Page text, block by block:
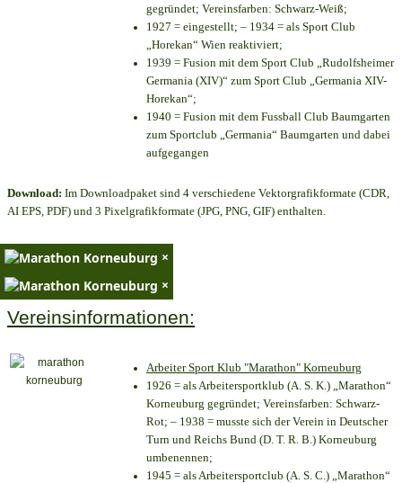
gegründet; Vereinsfarben: Schwarz-Weiß;
1927 = eingestellt; – 1934 = als Sport Club
„Horekan“ Wien reaktiviert;
1939 = Fusion mit dem Sport Club „Rudolfsheimer
Germania (XIV)“ zum Sport Club „Germania XIV-
Horekan“;
1940 = Fusion mit dem Fussball Club Baumgarten
zum Sportclub „Germania“ Baumgarten und dabei
aufgegangen
Download: Im Downloadpaket sind 4 verschiedene Vektorgrafikformate (CDR,
AI EPS, PDF) und 3 Pixelgrafikformate (JPG, PNG, GIF) enthalten.
×
×
Vereinsinformationen:
Arbeiter Sport Klub "Marathon" Korneuburg
1926 = als Arbeitersportklub (A. S. K.) „Marathon“
Korneuburg gegründet; Vereinsfarben: Schwarz-
Rot; – 1938 = musste sich der Verein in Deutscher
Turn und Reichs Bund (D. T. R. B.) Korneuburg
umbenennen;
1945 = als Arbeitersportclub (A. S. C.) „Marathon“